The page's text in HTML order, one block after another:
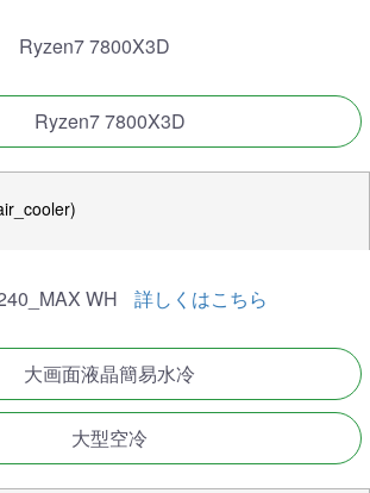
Ryzen7 7800X3D
Ryzen7 7800X3D
WH 詳しくはこちら
大画面液晶簡易水冷
大型空冷